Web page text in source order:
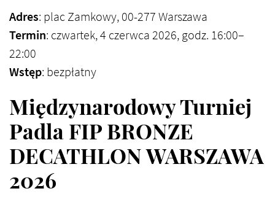
Adres: plac Zamkowy, 00-277 Warszawa
Termin: czwartek, 4 czerwca 2026, godz. 16:00–
22:00
Wstęp: bezpłatny
Międzynarodowy Turniej
Padla FIP BRONZE
DECATHLON WARSZAWA
2026